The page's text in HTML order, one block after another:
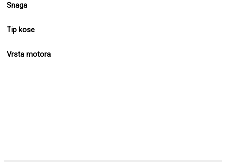
Snaga
Tip kose
Vrsta motora